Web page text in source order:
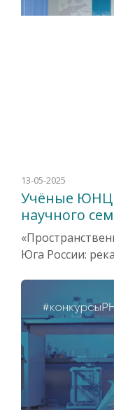
13-05-2025
Учёные ЮНЦ
научного
Юга России: